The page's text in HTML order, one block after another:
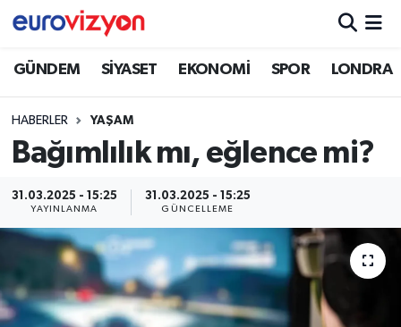
GÜNDEM SİYASET EKONOMİ SPOR LONDRA
HABERLER YAŞAM
Bağımlılık mı, eğlence mi?
31.03.2025 - 15:25
YAYINLANMA
31.03.2025 - 15:25
GÜNCELLEME